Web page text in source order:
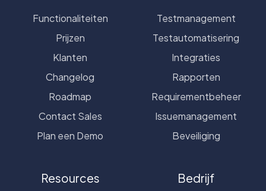
Functionaliteiten
Prijzen
Klanten
Changelog
Roadmap
Contact Sales
Plan een Demo
Testmanagement
Testautomatisering
Integraties
Rapporten
Requirementbeheer
Issuemanagement
Beveiliging
Resources Bedrijf